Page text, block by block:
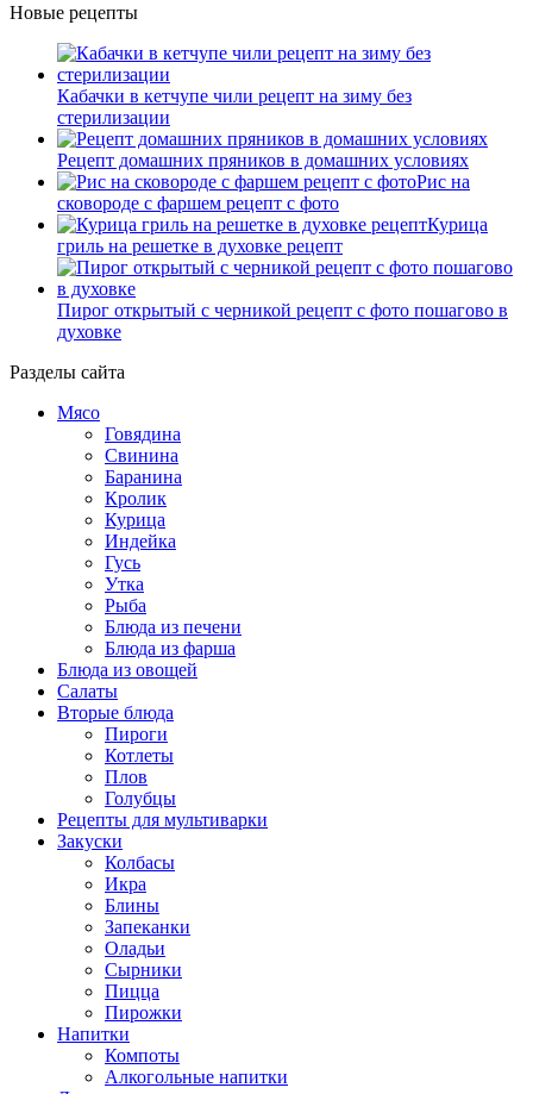
Новые рецепты
Кабачки в кетчупе чили рецепт на зиму без
стерилизации
Рецепт домашних пряников в домашних условиях
Рис на
сковороде с фаршем рецепт с фото
Курица
гриль на решетке в духовке рецепт
Пирог открытый с черникой рецепт с фото пошагово в
духовке
Разделы сайта
Мясо
Говядина
Свинина
Баранина
Кролик
Курица
Индейка
Гусь
Утка
Рыба
Блюда из печени
Блюда из фарша
Блюда из овощей
Салаты
Вторые блюда
Пироги
Котлеты
Плов
Голубцы
Рецепты для мультиварки
Закуски
Колбасы
Икра
Блины
Запеканки
Оладьи
Сырники
Пицца
Пирожки
Напитки
Компоты
Алкогольные напитки